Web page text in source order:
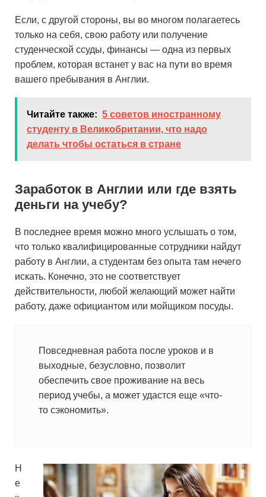
Если, с другой стороны, вы во многом полагаетесь
только на себя, свою работу или получение
студенческой ссуды, финансы — одна из первых
проблем, которая встанет у вас на пути во время
вашего пребывания в Англии.
Читайте также: 5 советов иностранному
студенту в Великобритании, что надо
делать чтобы остаться в стране
Заработок в Англии или где взять
деньги на учебу?
В последнее время можно много услышать о том,
что только квалифицированные сотрудники найдут
работу в Англии, а студентам без опыта там нечего
искать. Конечно, это не соответствует
действительности, любой желающий может найти
работу, даже официантом или мойщиком посуды.
Повседневная работа после уроков и в
выходные, безусловно, позволит
обеспечить свое проживание на весь
период учебы, а может удастся еще «что-
то сэкономить».
Н
е